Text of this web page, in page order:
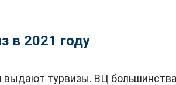
в 2021 году
выдают турвизы. ВЦ